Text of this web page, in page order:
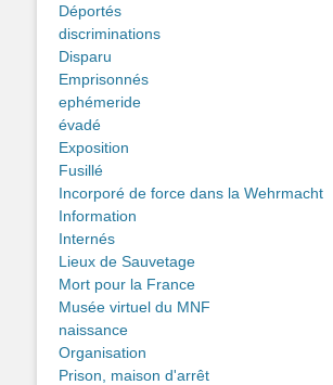
Déportés
discriminations
Disparu
Emprisonnés
ephémeride
évadé
Exposition
Fusillé
Incorporé de force dans la Wehrmacht
Information
Internés
Lieux de Sauvetage
Mort pour la France
Musée virtuel du MNF
naissance
Organisation
Prison, maison d'arrêt